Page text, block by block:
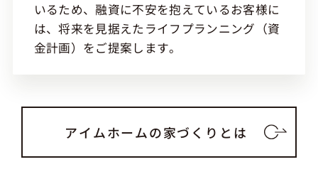
いるため、融資に不安を抱えているお客様に
は、将来を見据えたライフプランニング（資
金計画）をご提案します。
アイムホームの家づくりとは